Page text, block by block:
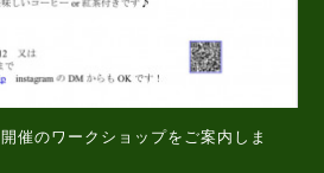
催のワークショップをご案内しま